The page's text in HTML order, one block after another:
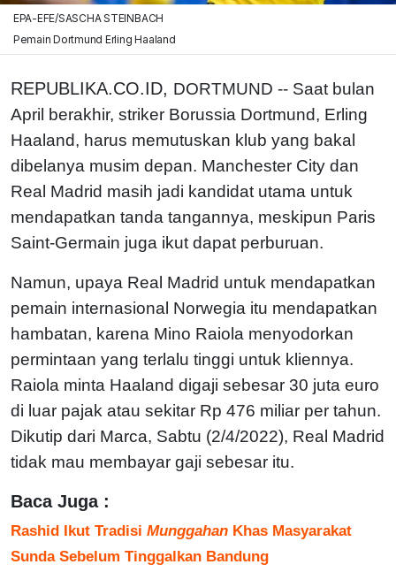
EPA-EFE/SASCHA STEINBACH
Pemain Dortmund Erling Haaland
REPUBLIKA.CO.ID, DORTMUND -- Saat bulan
April berakhir, striker Borussia Dortmund, Erling
Haaland, harus memutuskan klub yang bakal
dibelanya musim depan. Manchester City dan
Real Madrid masih jadi kandidat utama untuk
mendapatkan tanda tangannya, meskipun Paris
Saint-Germain juga ikut dapat perburuan.
Namun, upaya Real Madrid untuk mendapatkan
pemain internasional Norwegia itu mendapatkan
hambatan, karena Mino Raiola menyodorkan
permintaan yang terlalu tinggi untuk kliennya.
Raiola minta Haaland digaji sebesar 30 juta euro
di luar pajak atau sekitar Rp 476 miliar per tahun.
Dikutip dari Marca, Sabtu (2/4/2022), Real Madrid
tidak mau membayar gaji sebesar itu.
Baca Juga :
Rashid Ikut Tradisi Munggahan Khas Masyarakat
Sunda Sebelum Tinggalkan Bandung